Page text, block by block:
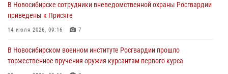
В Новосибирске военнослужащие отряда спецназа «Ермак»
Росгвардии провели занятия по беспарашютному десантированию
В Новосибирске военнослужащие Росгвардии почтили память детей
В Новосибирске сотрудники вневедомственной охраны Росгвардии
приведены к Присяге
14 июля 2026, 09:16 7
В Новосибирском военном институте Росгвардии прошло
торжественное вручения оружия курсантам первого курса